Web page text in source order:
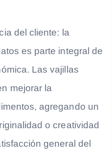
del cliente: la
es parte integral de
Las vajillas
mejorar la
agregando un
o creatividad
general del